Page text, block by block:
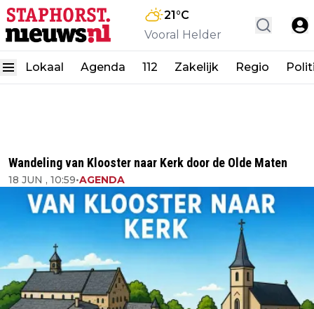
21°C
Vooral Helder
Lokaal Agenda 112 Zakelijk Regio
Wandeling van Klooster naar Kerk door de Olde Maten
18 JUN , 10:59•AGENDA